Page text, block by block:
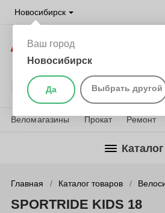
Новосибирск
Ваш город
Новосибирск
Да Выбрать другой
Веломагазины Прокат Ремонт
Каталог
Главная Каталог товаров
SPORTRIDE KIDS 18